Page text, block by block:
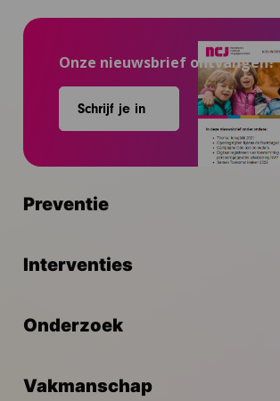
Onze nieuwsbrief ontvangen?
Schrijf je in
Preventie
Interventies
Onderzoek
Vakmanschap